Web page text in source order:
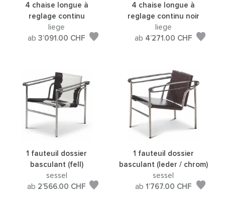
4 chaise longue à
reglage continu
liege
ab 3’091.00 CHF
4 chaise longue à
reglage continu noir
liege
ab 4’271.00 CHF
1 fauteuil dossier
basculant (fell)
sessel
ab 2’566.00 CHF
1 fauteuil dossier
basculant (leder / chrom)
sessel
ab 1’767.00 CHF